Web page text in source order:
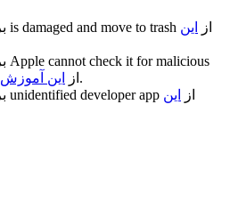
is damaged and move to trash از
این
Apple cannot check it for malicious
از این آموزش
استفاده کنید.
unidentified developer app از
این